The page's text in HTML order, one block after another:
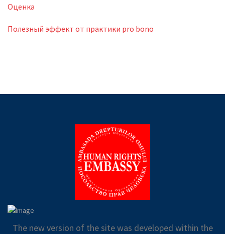
Оценка
Полезный эффект от практики pro bono
The new version of the site was developed within the